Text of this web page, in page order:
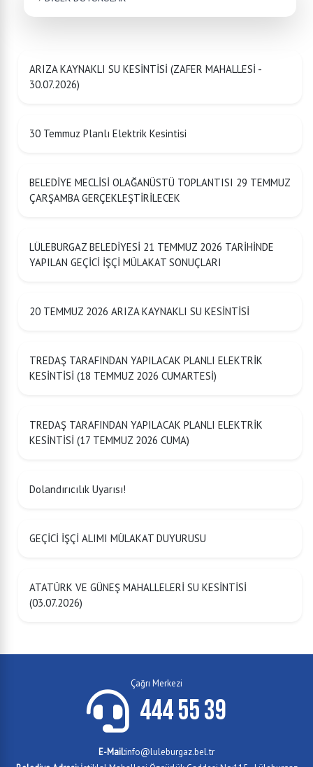
ARIZA KAYNAKLI SU KESİNTİSİ (ZAFER MAHALLESİ -
30.07.2026)
30 Temmuz Planlı Elektrik Kesintisi
BELEDİYE MECLİSİ OLAĞANÜSTÜ TOPLANTISI 29 TEMMUZ
ÇARŞAMBA GERÇEKLEŞTİRİLECEK
LÜLEBURGAZ BELEDİYESİ 21 TEMMUZ 2026 TARİHİNDE
YAPILAN GEÇİCİ İŞÇİ MÜLAKAT SONUÇLARI
20 TEMMUZ 2026 ARIZA KAYNAKLI SU KESİNTİSİ
TREDAŞ TARAFINDAN YAPILACAK PLANLI ELEKTRİK
KESİNTİSİ (18 TEMMUZ 2026 CUMARTESİ)
TREDAŞ TARAFINDAN YAPILACAK PLANLI ELEKTRİK
KESİNTİSİ (17 TEMMUZ 2026 CUMA)
Dolandırıcılık Uyarısı!
GEÇİCİ İŞÇİ ALIMI MÜLAKAT DUYURUSU
ATATÜRK VE GÜNEŞ MAHALLELERİ SU KESİNTİSİ
(03.07.2026)
Çağrı Merkezi
444 55 39
E-Mail:info@luleburgaz.bel.tr